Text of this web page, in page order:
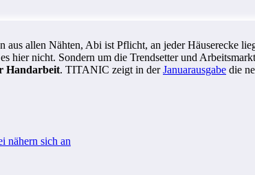
aus allen Nähten, Abi ist Pflicht, an jeder Häuserecke
hier nicht. Sondern um die Trendsetter und
Handarbeit. TITANIC zeigt in derJanuarausgabe die
nähern sich an